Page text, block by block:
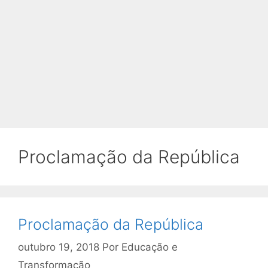
Proclamação da República
Proclamação da República
outubro 19, 2018 Por Educação e
Transformação